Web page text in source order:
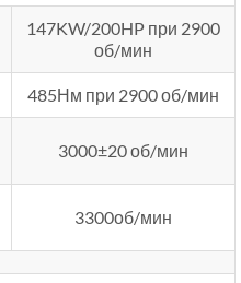
147KW/200HP при 2900
об/мин
485Нм при 2900 об/мин
3000±20 об/мин
3300об/мин